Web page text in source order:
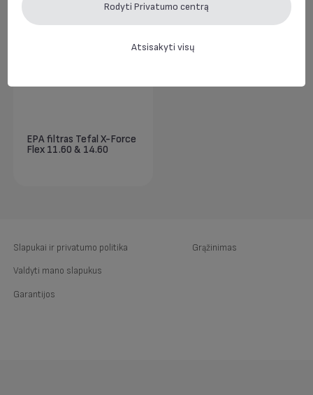
EPA filtras Tefal X-Force
Flex 11.60 & 14.60
Slapukai ir privatumo politika
Valdyti mano slapukus
Garantijos
Grąžinimas
Rodyti Privatumo centrą
Atsisakyti visų